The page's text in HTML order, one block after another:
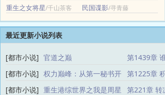
重生之女将星/千山茶客 民国谍影/寻青藤
最近更新小说列表
[都市小说] 官道之巅 第1439章
[都市小说] 权力巅峰：从第一秘书开
始
第1225章
[都市小说] 重生港综世界之我是周星
第221章 转